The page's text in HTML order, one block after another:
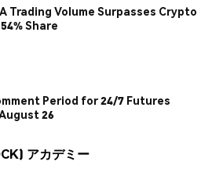
Trading Volume Surpasses Crypto
Share
Period for 24/7 Futures
26
アカデミー